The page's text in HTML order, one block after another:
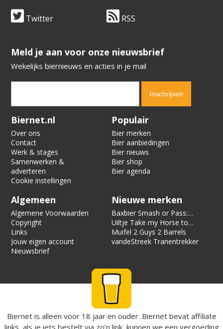
Twitter RSS
​​​​​​​Meld je aan voor onze nieuwsbrief
Wekelijks biernieuws en acties in je mail
Verification code:
Biernet.nl
Over ons
Contact
Werk & stages
Samenwerken &
adverteren
Cookie instellingen
Populair
Bier merken
Bier aanbiedingen
Bier nieuws
Bier shop
Bier agenda
Algemeen
Algemene Voorwaarden
Copyright
Links
Jouw eigen account
Nieuwsbrief
Nieuwe merken
Baxbier Smash or Pass:
Strata
Uiltje Take my Horse to
the Hotel Room
Muifel 2 Guys 2 Barrels
vandeStreek Tranentrekker
Biernet is alleen voor 18 jaar en ouder. Biernet bevat affiliate
links, als je iets bestelt via zo’n link, kunnen we een vergoeding